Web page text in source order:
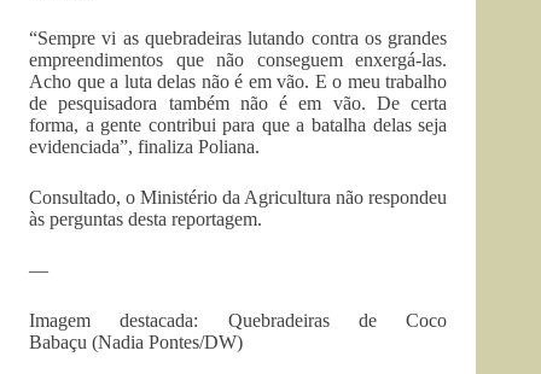
“Sempre vi as quebradeiras lutando contra os grandes
empreendimentos que não conseguem enxergá-las.
Acho que a luta delas não é em vão. E o meu trabalho
de pesquisadora também não é em vão. De certa
forma, a gente contribui para que a batalha delas seja
evidenciada”, finaliza Poliana.
Consultado, o Ministério da Agricultura não respondeu
às perguntas desta reportagem.
—
Imagem destacada: Quebradeiras de Coco
Babaçu (Nadia Pontes/DW)